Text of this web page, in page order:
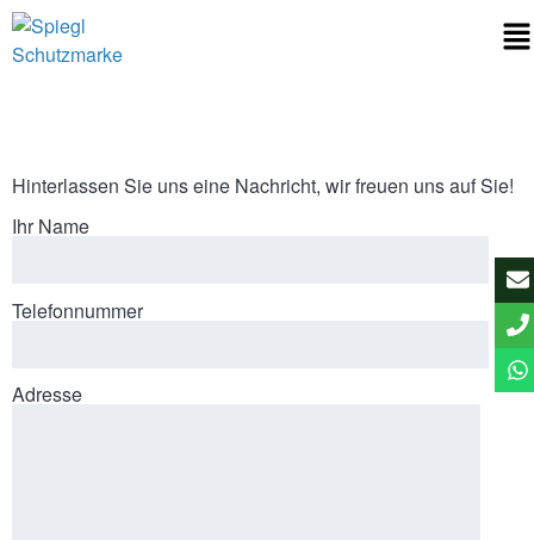
Hinterlassen Sie uns eine Nachricht, wir freuen uns auf Sie!
Ihr Name
Telefonnummer
Adresse